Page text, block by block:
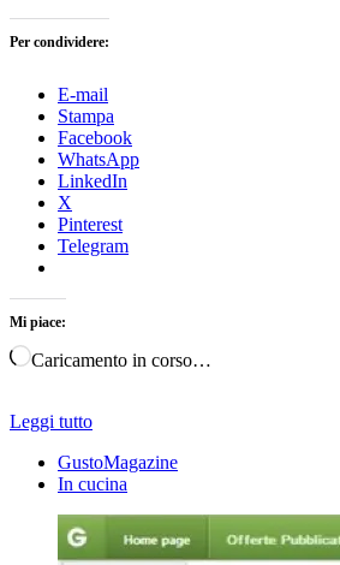
Per condividere:
E-mail
Stampa
Facebook
WhatsApp
LinkedIn
X
Pinterest
Telegram
Mi piace:
Caricamento in corso…
Leggi tutto
GustoMagazine
In cucina